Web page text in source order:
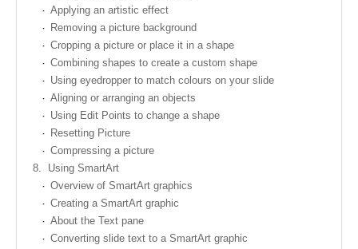
Applying an artistic effect
Removing a picture background
Cropping a picture or place it in a shape
Combining shapes to create a custom shape
Using eyedropper to match colours on your slide
Aligning or arranging an objects
Using Edit Points to change a shape
Resetting Picture
Compressing a picture
8.
Using SmartArt
Overview of SmartArt graphics
Creating a SmartArt graphic
About the Text pane
Converting slide text to a SmartArt graphic